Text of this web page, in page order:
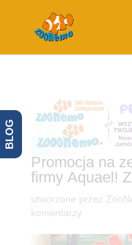
Promocja na
firmy Aquael!
utworzone przez
komentarzy
BLOG